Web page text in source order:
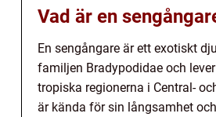
Vad är en
En sengångare är ett exotiskt
familjen Bradypodidae och
tropiska regionerna i Central-
är kända för sin långsamhet